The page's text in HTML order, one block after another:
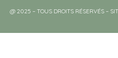
@ 2025 – TOUS DROITS RÉSERVÉS –